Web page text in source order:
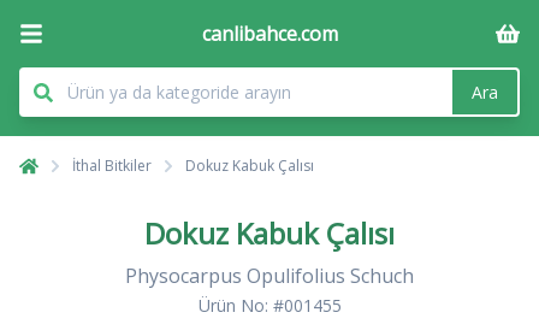
canlibahce.com
Ara
İthal Bitkiler Dokuz Kabuk Çalısı
Dokuz Kabuk Çalısı
Physocarpus Opulifolius Schuch
Ürün No: #001455